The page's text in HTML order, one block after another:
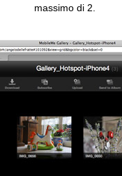
massimo di 2.